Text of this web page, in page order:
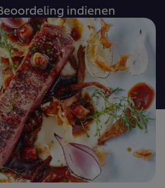
Geen
beoordelingen
ingediend
voor
deze
recipe
indienen